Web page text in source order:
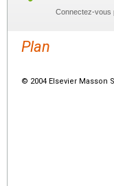
Connectez-vous
Plan
© 2004 Elsevier Masson